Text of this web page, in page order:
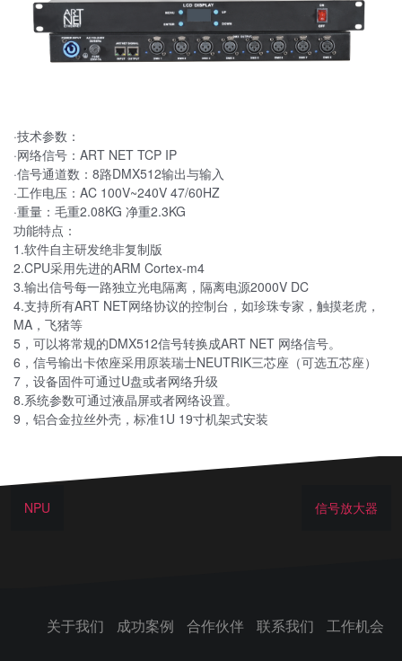
·技术参数：
·网络信号：ART NET TCP IP
·信号通道数：8路DMX512输出与输入
·工作电压：AC 100V~240V 47/60HZ
·重量：毛重2.08KG 净重2.3KG
功能特点：
1.软件自主研发绝非复制版
2.CPU采用先进的ARM Cortex-m4
3.输出信号每一路独立光电隔离，隔离电源2000V DC
4.支持所有ART NET网络协议的控制台，如珍珠专家，触摸老虎，
MA，飞猪等
5，可以将常规的DMX512信号转换成ART NET 网络信号。
6，信号输出卡侬座采用原装瑞士NEUTRIK三芯座（可选五芯座）
7，设备固件可通过U盘或者网络升级
8.系统参数可通过液晶屏或者网络设置。
9，铝合金拉丝外壳，标准1U 19寸机架式安装
NPU 信号放大器
关于我们 成功案例 合作伙伴 联系我们 工作机会